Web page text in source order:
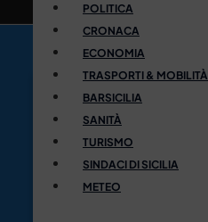
POLITICA
CRONACA
ECONOMIA
TRASPORTI & MOBILITÀ
BARSICILIA
SANITÀ
TURISMO
SINDACI DI SICILIA
METEO